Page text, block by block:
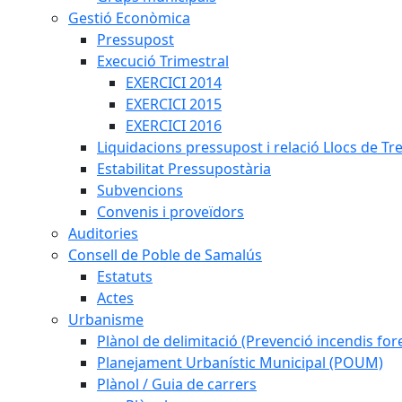
Gestió Econòmica
Pressupost
Execució Trimestral
EXERCICI 2014
EXERCICI 2015
EXERCICI 2016
Liquidacions pressupost i relació Llocs de
Estabilitat Pressupostària
Subvencions
Convenis i proveïdors
Auditories
Consell de Poble de Samalús
Estatuts
Actes
Urbanisme
Plànol de delimitació (Prevenció incendis
Planejament Urbanístic Municipal (POUM)
Plànol / Guia de carrers